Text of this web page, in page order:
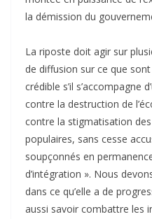
la démission du
La riposte doit agir sur
de diffusion sur ce que
crédible s’il s’accompagne
contre la destruction de
contre la stigmatisation
populaires, sans cesse
soupçonnés en
d’intégration ». Nous
dans ce qu’elle a de
aussi savoir combattre les